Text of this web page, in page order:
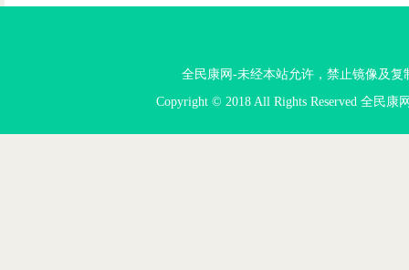
全民康网-未经本站允许，禁止镜像及复
Copyright © 2018 All Rights Reserved 全民康